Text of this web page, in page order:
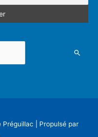
Préguillac | Propulsé par